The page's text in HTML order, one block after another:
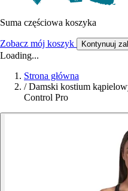
Suma częściowa koszyka
Zobacz mój koszyk Kontynuuj
Loading...
Strona główna
/ Damski kostium
Control Pro